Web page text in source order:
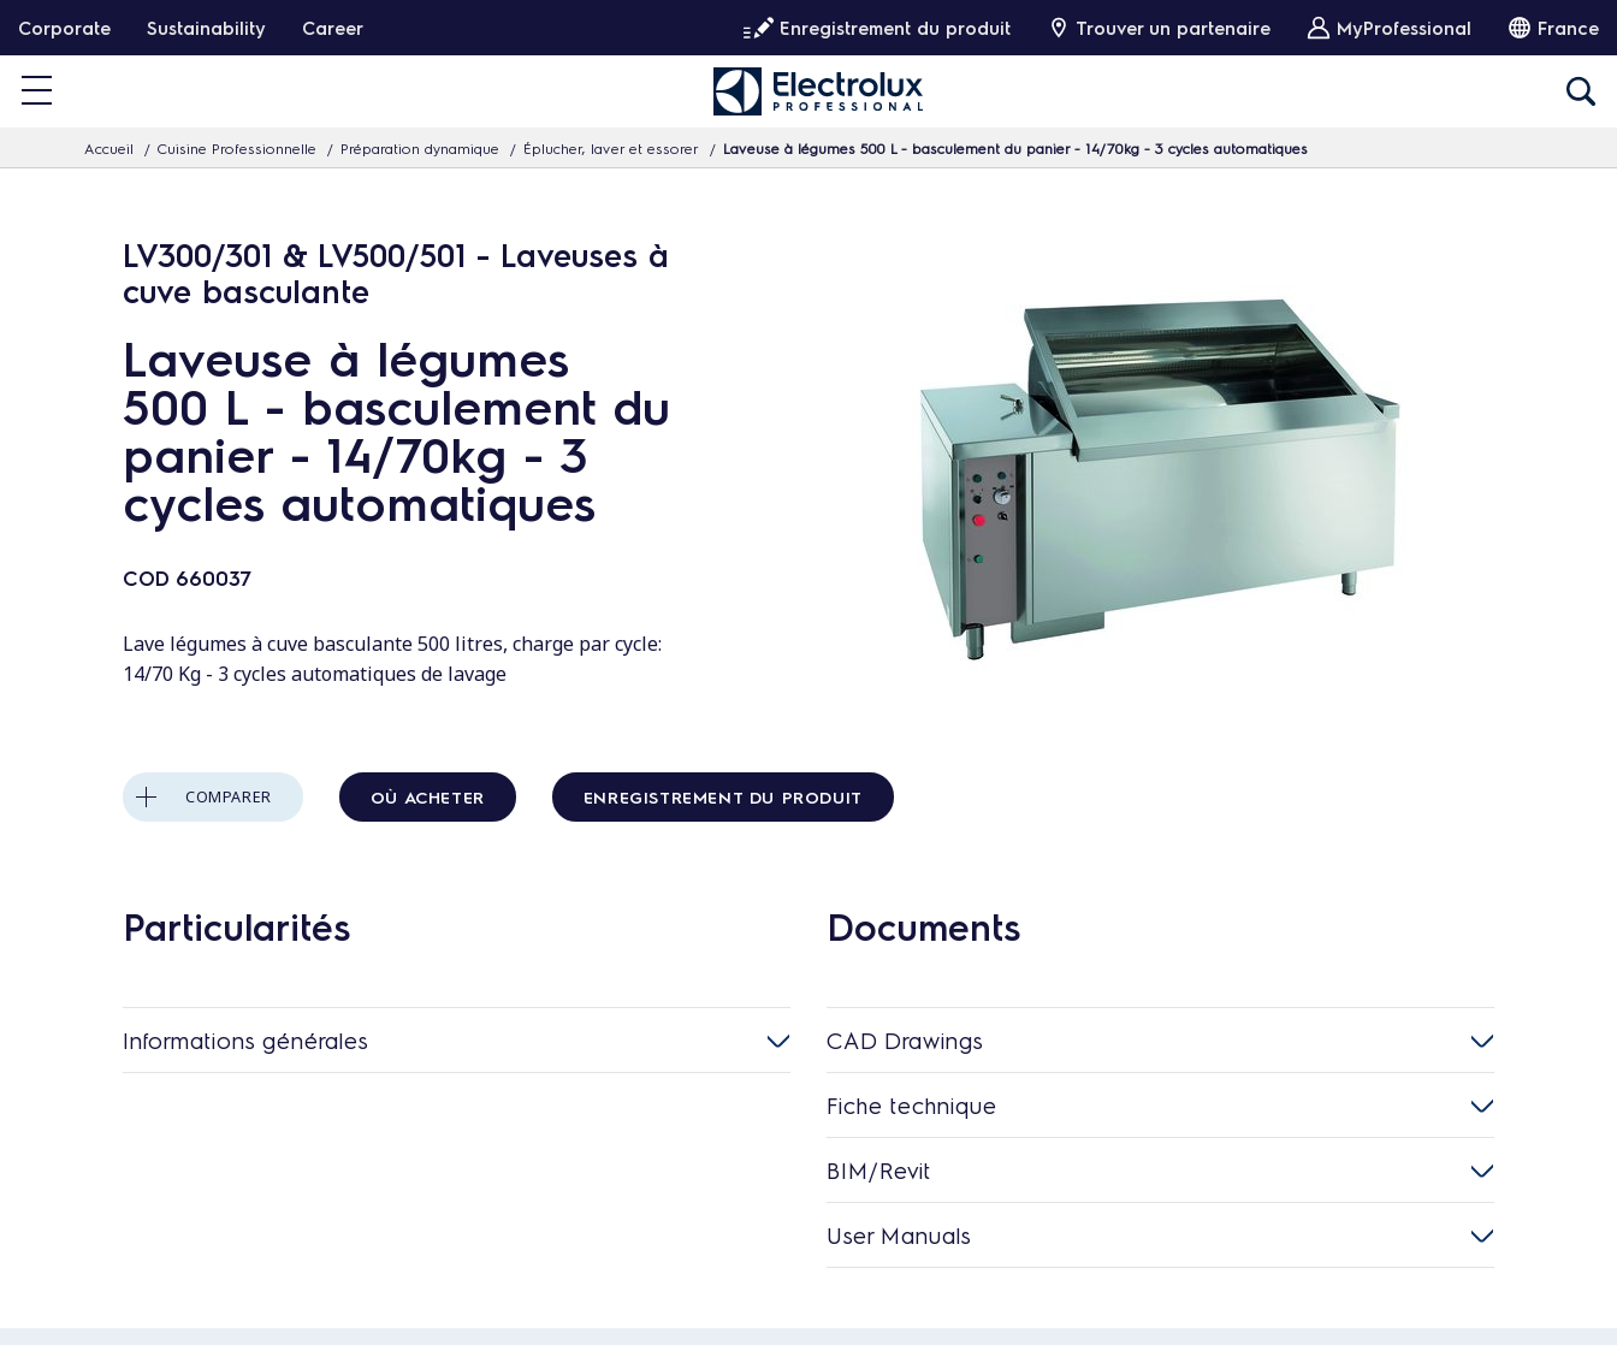
a
Corporate Sustainability Career Enregistrement du produit Trouver un partenaire MyProfessional France
Accueil Cuisine Professionnelle Préparation dynamique Éplucher, laver et essorer Laveuse à légumes 500 L - basculement du panier - 14/70kg - 3 cycles automatiques
LV300/301 & LV500/501 - Laveuses à
cuve basculante
Laveuse à légumes
500 L - basculement du
panier - 14/70kg - 3
cycles automatiques
COD 660037
Lave légumes à cuve basculante 500 litres, charge par cycle:
14/70 Kg - 3 cycles automatiques de lavage
COMPARER OÙ ACHETER ENREGISTREMENT DU PRODUIT
Particularités
Informations générales
Documents
CAD Drawings
Fiche technique
BIM/Revit
User Manuals